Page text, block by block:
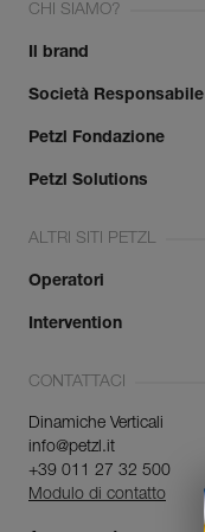
CHI SIAMO?
Il brand
Società Responsabile
Petzl Fondazione
Petzl Solutions
ALTRI SITI PETZL
Operatori
Intervention
CONTATTACI
Dinamiche Verticali
info@petzl.it
+39 011 27 32 500
Modulo di contatto